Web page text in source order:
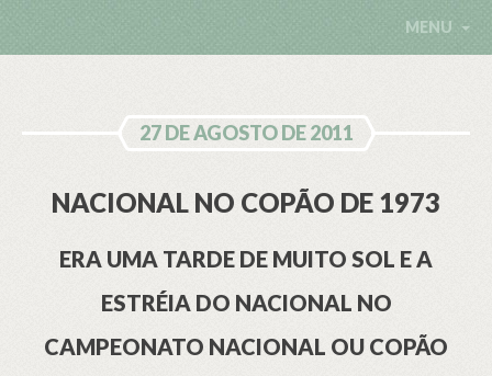
MENU
27 DE AGOSTO DE 2011
NACIONAL NO COPÃO DE 1973
ERA UMA TARDE DE MUITO SOL E A
ESTRÉIA DO NACIONAL NO
CAMPEONATO NACIONAL OU COPÃO